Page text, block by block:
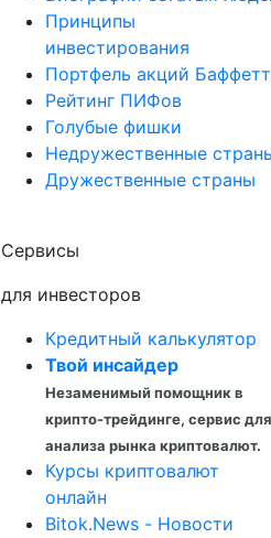
Принципы
инвестирования
Портфель акций
Рейтинг ПИФов
Голубые фишки
Недружественные
Дружественные страны
Сервисы
для инвесторов
Кредитный калькулятор
Твой инсайдер
Незаменимый помощник в
крипто-трейдинге, сервис для
анализа рынка криптовалют.
Курсы криптовалют
онлайн
Bitok.News - Новости